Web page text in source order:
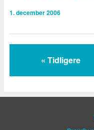
1. december 2006
« Tidligere